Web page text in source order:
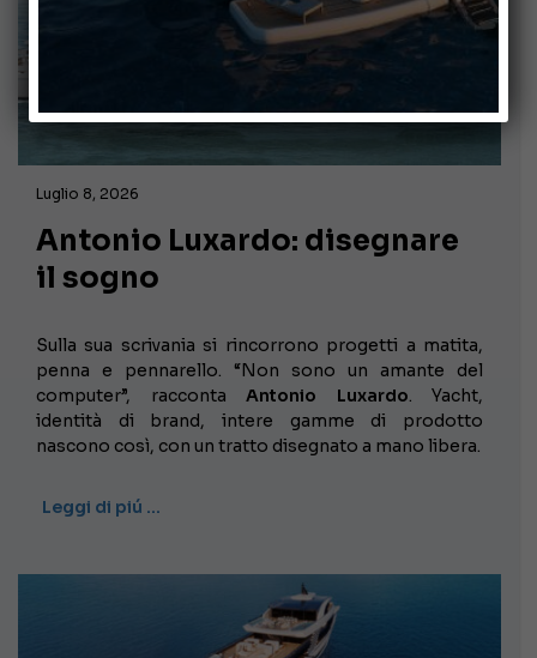
Luglio 8, 2026
Antonio Luxardo: disegnare
il sogno
Sulla sua scrivania si rincorrono progetti a matita,
penna e pennarello. “Non sono un amante del
computer”, racconta Antonio Luxardo. Yacht,
identità di brand, intere gamme di prodotto
nascono così, con un tratto disegnato a mano libera.
Leggi di piú …